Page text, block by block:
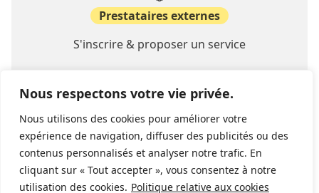
Nous respectons votre vie privée.
Nous utilisons des cookies pour améliorer votre
expérience de navigation, diffuser des publicités ou des
contenus personnalisés et analyser notre trafic. En
cliquant sur « Tout accepter », vous consentez à notre
utilisation des cookies. Politique relative aux cookies
Prestataires externes
S'inscrire & proposer un service
A propos
Contact
FAQ